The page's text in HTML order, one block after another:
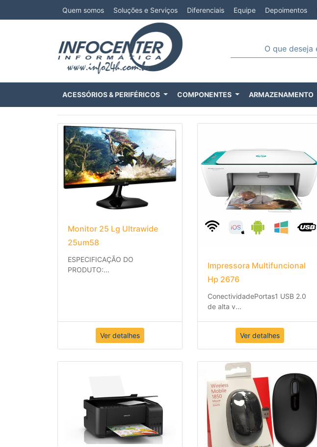
Quem somos Soluções e Serviços Diferenciais Equipe Depoimentos
ACESSÓRIOS & PERIFÉRICOS COMPONENTES ARMAZENAMENTO
Monitor 25 Lg Ultrawide
25um58
ESPECIFICAÇÃO DO
PRODUTO:...
Ver detalhes
Impressora Multifuncional
Hp 2676
ConectividadePortas1 USB 2.0
de alta v...
Ver detalhes